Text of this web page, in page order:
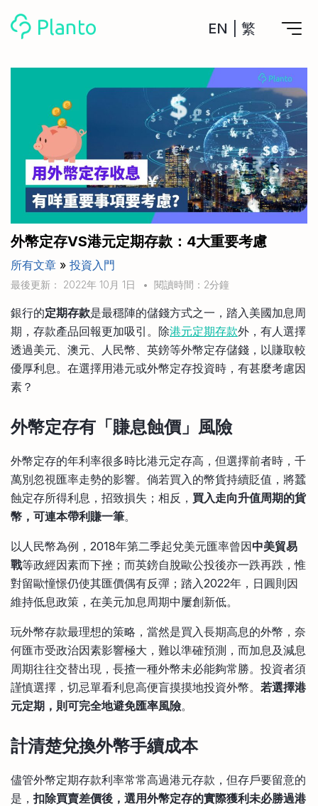
EN 繁
計劃買樓
計劃買樓第一步
全功能記賬
管理及分析所有戶口
管理MPF戶口
一次過管理所有強積金戶口
申請清卡數/私人貸款
CreFIT x Planto推廣優惠
私人貸款
年利率/APR/年息比較
投資戶口 (美股)
比較最抵美股投資戶口
投資戶口 (港股)
比較最抵港股投資戶口
比較最抵Crypto交易所
月供股票計劃
定期存款
比較定存利率
信用卡
比較各種最優惠信用卡
關於我們
Academy
Marketplace
其他網站
手機App與理財資訊
商業解決方案
企業服務
外幣定存VS港元定期存款：4大重要考慮
所有文章 » 投資入門
最後更新： 2022年 10月 1日 • 閱讀時間：2分鐘
銀行的定期存款是最穩陣的儲錢方式之一，踏入美國加息周
期，存款產品回報更加吸引。除港元定期存款外，有人選擇
透過美元、澳元、人民幣、英鎊等外幣定存儲錢，以賺取較
優厚利息。在選擇用港元或外幣定存投資時，有甚麼考慮因
素？
外幣定存有「賺息蝕價」風險
外幣定存的年利率很多時比港元定存高，但選擇前者時，千
萬別忽視匯率走勢的影響。倘若買入的幣貨持續貶值，將蠶
蝕定存所得利息，招致損失；相反， 買入走向升值周期的貨
幣，可連本帶利賺一筆。
以人民幣為例，2018年第二季起兌美元匯率曾因中美貿易
戰等政經因素而下挫；而英鎊自脫歐公投後亦一跌再跌，惟
對留歐憧憬仍使其匯價偶有反彈；踏入2022年，日圓則因
維持低息政策，在美元加息周期中屢創新低。
玩外幣存款最理想的策略，當然是買入長期高息的外幣，奈
何匯市受政治因素影響極大，難以準確預測，而加息及減息
周期往往交替出現，長揸一種外幣未必能夠常勝。投資者須
謹慎選擇，切忌單看利息高便盲摸摸地投資外幣。 若選擇港
元定期，則可完全地避免匯率風險。
計清楚兌換外幣手續成本
儘管外幣定期存款利率常常高過港元存款，但存戶要留意的
是，扣除買賣差價後，選用外幣定存的實際獲利未必勝過港